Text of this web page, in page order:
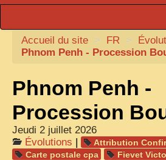
CARTACARO
PHOTOGRAPHES, EDITEURS
ILLUSTRATEURS
TONKIN
FRONTIÈRE
Accueil du site > FR >
Phnom Penh - Procession
Phnom Penh -
Procession
Jeudi 2 juillet 2026
Évolutions | Attribution
Carte postale cpa
Fievet